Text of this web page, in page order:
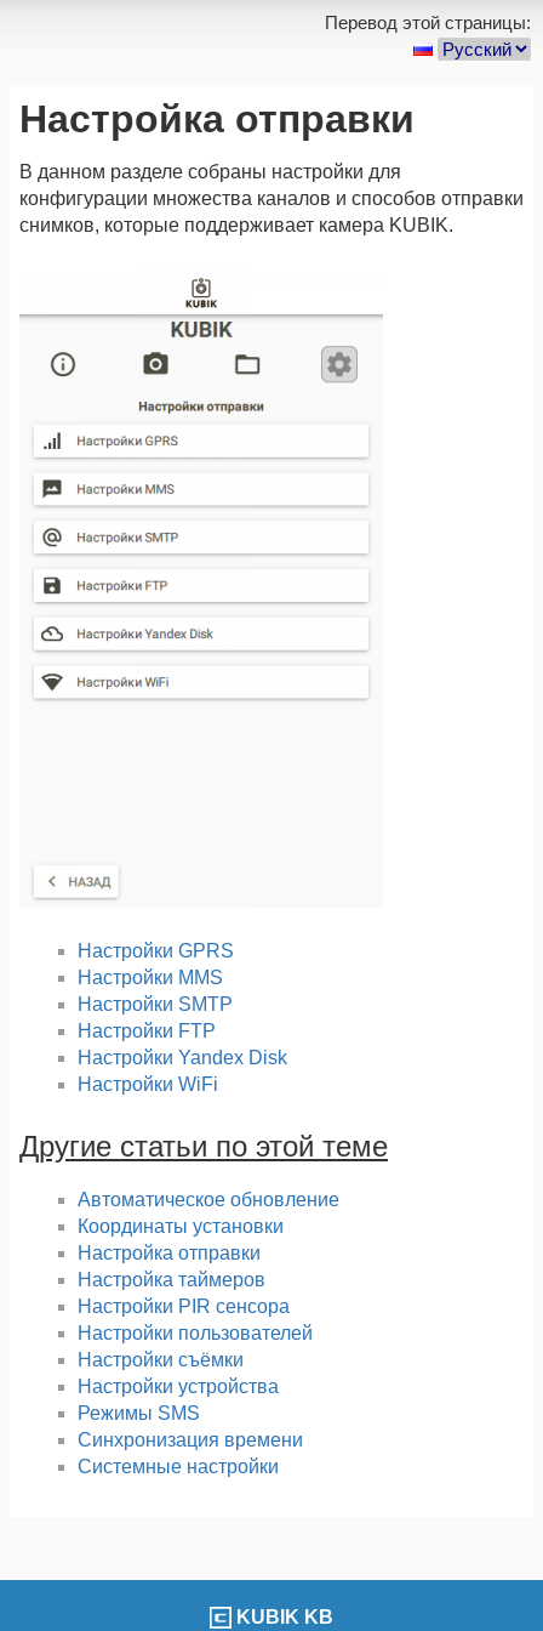
Перевод этой страницы:
Настройка отправки
В данном разделе собраны настройки для
конфигурации множества каналов и способов отправки
снимков, которые поддерживает камера KUBIK.
Настройки GPRS
Настройки MMS
Настройки SMTP
Настройки FTP
Настройки Yandex Disk
Настройки WiFi
Другие статьи по этой теме
Автоматическое обновление
Координаты установки
Настройка отправки
Настройка таймеров
Настройки PIR сенсора
Настройки пользователей
Настройки съёмки
Настройки устройства
Режимы SMS
Синхронизация времени
Системные настройки
KUBIK KB